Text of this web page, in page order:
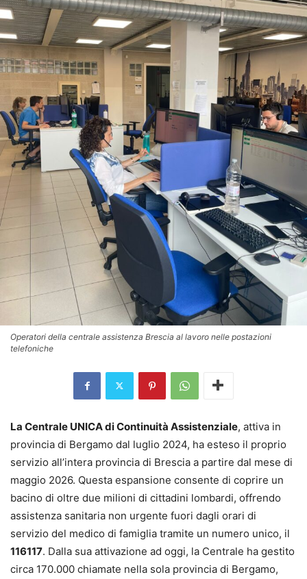
Operatori della centrale assistenza Brescia al lavoro nelle postazioni
telefoniche
La Centrale UNICA di Continuità Assistenziale, attiva in
provincia di Bergamo dal luglio 2024, ha esteso il proprio
servizio all’intera provincia di Brescia a partire dal mese di
maggio 2026. Questa espansione consente di coprire un
bacino di oltre due milioni di cittadini lombardi, offrendo
assistenza sanitaria non urgente fuori dagli orari di
servizio del medico di famiglia tramite un numero unico, il
116117. Dalla sua attivazione ad oggi, la Centrale ha gestito
circa 170.000 chiamate nella sola provincia di Bergamo,